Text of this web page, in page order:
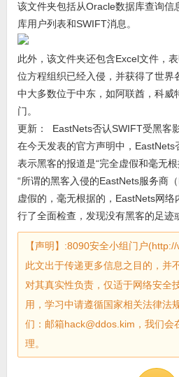
该文件夹包括从Oracle数据库查询信
库用户列表和SWIFT消息。
此外，该文件夹还包含Excel文件，
位方程组织已经入侵，并获得了世界
中大多数位于中东，如阿联酋，科威
门。
更新： EastNets否认SWIFT受黑客
在今天发表的官方声明中，
表示黑客的报道是“完全虚假和毫无根
“所谓的黑客入侵的EastNets服务商
虚假的，毫无根据的，EastNets网
行了全面检查，发现没有黑客的足迹
【声明】:8090安全小组门户
此文出于传递更多信息之目的，并
对其真实性负责，仅适于网络安全
用，学习中请遵循国家相关法律法
们：邮箱hack@ddos.kim，我们会
理。